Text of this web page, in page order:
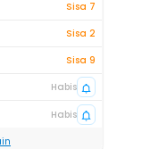
Sisa 7
Sisa 2
Sisa 9
Habis
Habis